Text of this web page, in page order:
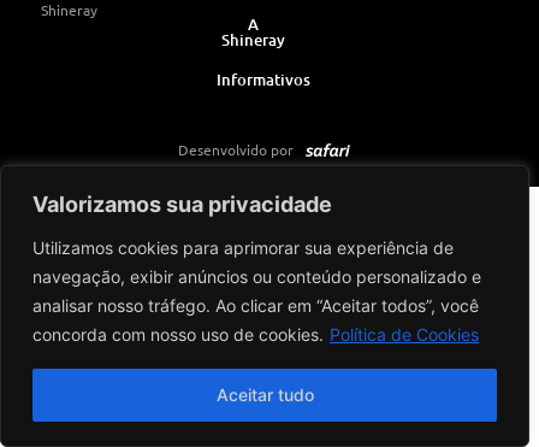
Valorizamos sua privacidade
Utilizamos cookies para aprimorar sua experiência de
navegação, exibir anúncios ou conteúdo personalizado e
analisar nosso tráfego. Ao clicar em “Aceitar todos”, você
concorda com nosso uso de cookies. Política de Cookies
Aceitar tudo
Shineray
A
Shineray
Informativos
Desenvolvido por